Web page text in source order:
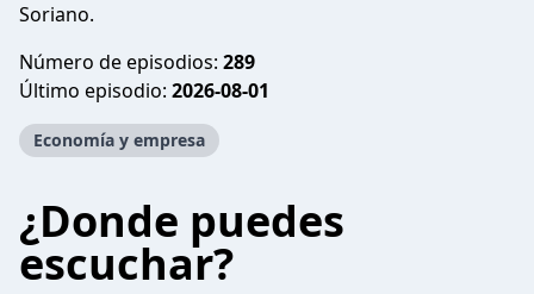
Soriano.
Número de episodios: 289
Último episodio: 2026-08-01
Economía y empresa
¿Donde puedes
escuchar?